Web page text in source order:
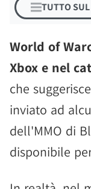
TUTTO SUL
World of
Xbox e nel
che
inviato ad
dell'MMO di
disponibile